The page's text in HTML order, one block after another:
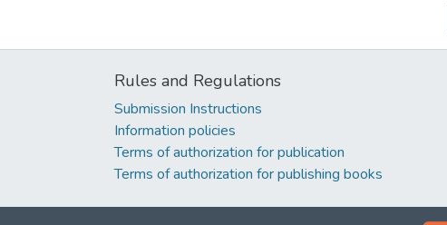
Rules and Regulations
Submission Instructions
Information policies
Terms of authorization for publication
Terms of authorization for publishing books